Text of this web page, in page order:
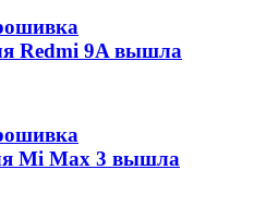
Redmi 9A вышла
Mi Max 3 вышла